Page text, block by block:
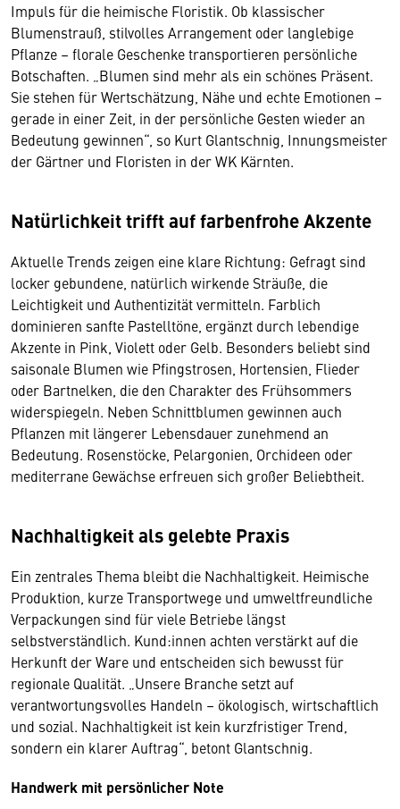
Impuls für die heimische Floristik. Ob klassischer
Blumenstrauß, stilvolles Arrangement oder langlebige
Pflanze – florale Geschenke transportieren persönliche
Botschaften. „Blumen sind mehr als ein schönes Präsent.
Sie stehen für Wertschätzung, Nähe und echte Emotionen –
gerade in einer Zeit, in der persönliche Gesten wieder an
Bedeutung gewinnen“, so Kurt Glantschnig, Innungsmeister
der Gärtner und Floristen in der WK Kärnten.
Natürlichkeit trifft auf farbenfrohe Akzente
Aktuelle Trends zeigen eine klare Richtung: Gefragt sind
locker gebundene, natürlich wirkende Sträuße, die
Leichtigkeit und Authentizität vermitteln. Farblich
dominieren sanfte Pastelltöne, ergänzt durch lebendige
Akzente in Pink, Violett oder Gelb. Besonders beliebt sind
saisonale Blumen wie Pfingstrosen, Hortensien, Flieder
oder Bartnelken, die den Charakter des Frühsommers
widerspiegeln. Neben Schnittblumen gewinnen auch
Pflanzen mit längerer Lebensdauer zunehmend an
Bedeutung. Rosenstöcke, Pelargonien, Orchideen oder
mediterrane Gewächse erfreuen sich großer Beliebtheit.
Nachhaltigkeit als gelebte Praxis
Ein zentrales Thema bleibt die Nachhaltigkeit. Heimische
Produktion, kurze Transportwege und umweltfreundliche
Verpackungen sind für viele Betriebe längst
selbstverständlich. Kund:innen achten verstärkt auf die
Herkunft der Ware und entscheiden sich bewusst für
regionale Qualität. „Unsere Branche setzt auf
verantwortungsvolles Handeln – ökologisch, wirtschaftlich
und sozial. Nachhaltigkeit ist kein kurzfristiger Trend,
sondern ein klarer Auftrag“, betont Glantschnig.
Handwerk mit persönlicher Note